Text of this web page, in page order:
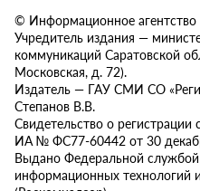
© Информационное агентство
Учредитель издания —
коммуникаций Саратовской
Московская, д. 72).
Издатель — ГАУ СМИ СО
Степанов В.В.
Свидетельство о
ИА № ФС77-60442 от 30
Выдано Федеральной службой
информационных технологий